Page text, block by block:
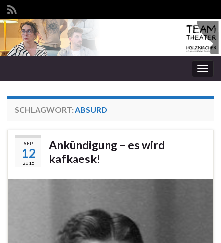
SCHLAGWORT: ABSURD
SEP.
12
2016
Ankündigung – es wird
kafkaesk!